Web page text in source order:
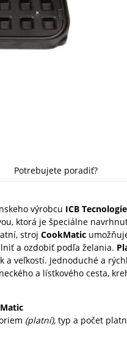
Potrebujete poradiť?
výrobcu ICB
ktorá je špeciálne
strojCookMatic
a ozdobiť podľa želania.
a veľkostí. Jednoduché a
a lístkového cesta,
(platní), typ a počet